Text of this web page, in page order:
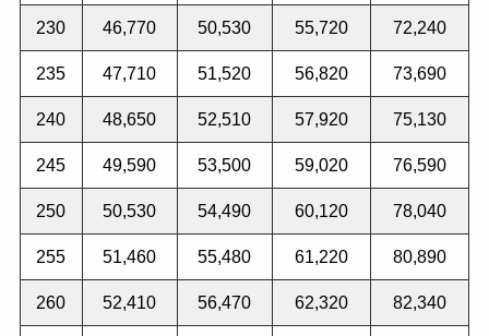
230 46,770 50,530 55,720 72,240
235 47,710 51,520 56,820 73,690
240 48,650 52,510 57,920 75,130
245 49,590 53,500 59,020 76,590
250 50,530 54,490 60,120 78,040
255 51,460 55,480 61,220 80,890
260 52,410 56,470 62,320 82,340